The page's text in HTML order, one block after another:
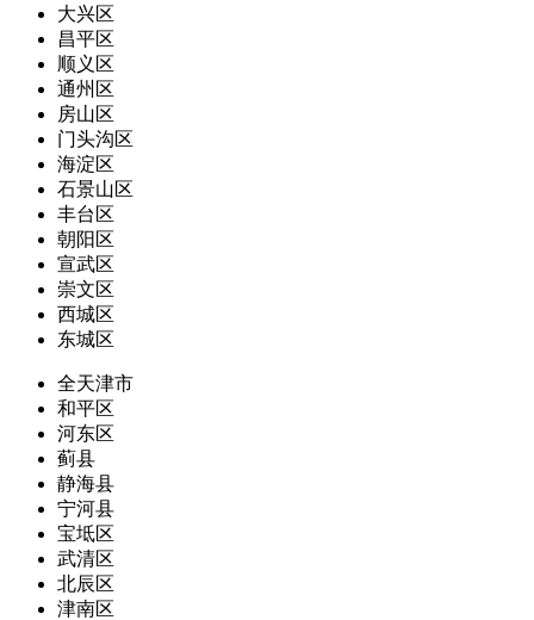
大兴区
昌平区
顺义区
通州区
房山区
门头沟区
海淀区
石景山区
丰台区
朝阳区
宣武区
崇文区
西城区
东城区
全天津市
和平区
河东区
蓟县
静海县
宁河县
宝坻区
武清区
北辰区
津南区